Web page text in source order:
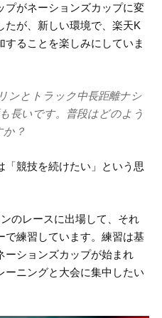
プがネーションズカップに変
たが、新しい環境で、楽天K
することを楽しみにしていま
ンとトラック中長距離ナシ
長いです。普段はどのよう
？
「競技を続けたい」という思
のレースに出場して、それ
で練習しています。練習は基
ーションズカップが始まれ
ーニングと大会に集中したい